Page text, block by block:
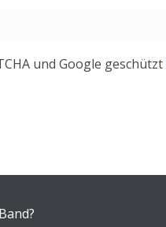
und Google geschützt